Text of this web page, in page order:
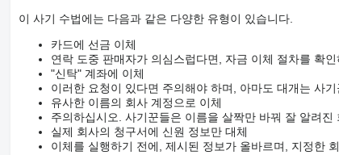
이 사기 수법에는 다음과 같은 다양한 유형이 있습니다.
카드에 선금 이체
연락 도중 판매자가 의심스럽다면, 자금 이체 절차를 확
"신탁" 계좌에 이체
이러한 요청이 있다면 주의해야 하며, 아마도 대개는 사
유사한 이름의 회사 계정으로 이체
주의하십시오. 사기꾼들은 이름을 살짝만 바꿔 잘 알려
실제 회사의 청구서에 신원 정보만 대체
이체를 실행하기 전에, 제시된 정보가 올바르며, 지정한